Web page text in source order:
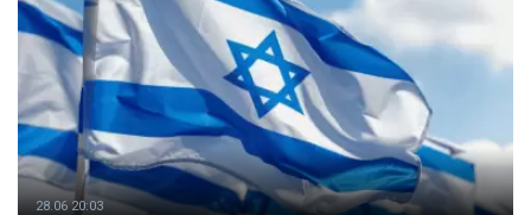
28.06 20:03